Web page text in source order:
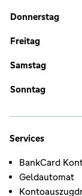
Donnerstag
Freitag
Samstag
Sonntag
Services
BankCard
Geldautomat